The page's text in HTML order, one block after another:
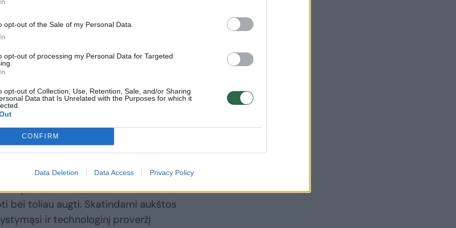
opt-out of the Sale of my Personal Data.
opt-out of processing my Personal Data for Targeted
opt-out of Collection, Use, Retention, Sale, and/or Sharing
Data that Is Unrelated with the Purposes for which it
CONFIRM
Data Deletion Data Access Privacy Policy
į Lietuvą
4,5 savaitės
tai, kas
B nebuvo“
– padėti tokiems unikaliems
bei toliau augti. Skatindami aukštos
ir technologinį proveržį